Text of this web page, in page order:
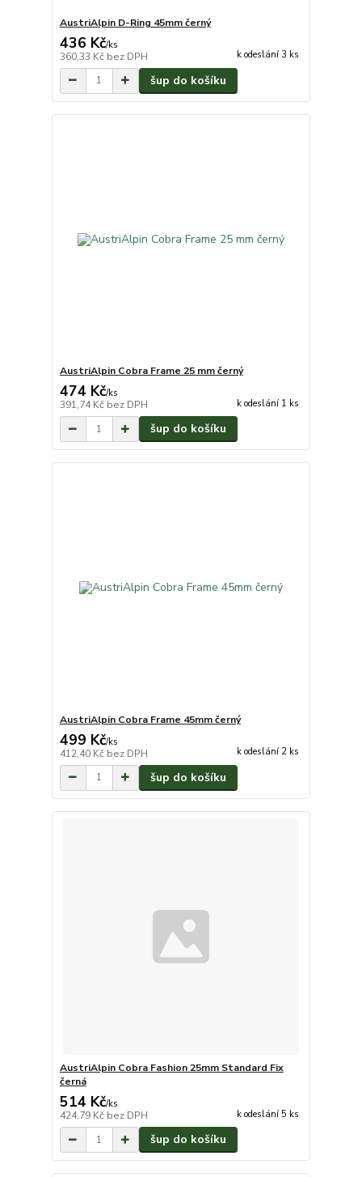
AustriAlpin D-Ring 45mm černý
436 Kč/ks
360,33 Kč bez DPH k odeslání 3 ks
šup do košíku
AustriAlpin Cobra Frame 25 mm černý
474 Kč/ks
391,74 Kč bez DPH k odeslání 1 ks
šup do košíku
AustriAlpin Cobra Frame 45mm černý
499 Kč/ks
412,40 Kč bez DPH k odeslání 2 ks
šup do košíku
AustriAlpin Cobra Fashion 25mm Standard Fix
černá
514 Kč/ks
424,79 Kč bez DPH k odeslání 5 ks
šup do košíku